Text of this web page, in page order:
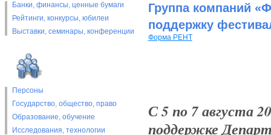
Банки, финансы, ценные бумаги
Рейтинги, конкурсы, юбилеи
Выставки, cеминары, конференции
Персоны
Государство, общество, право
Образование, обучение
Исследования, технологии
Группа компаний
поддержку
Форма РЕНТ
С 5 по 7 августа
поддержке